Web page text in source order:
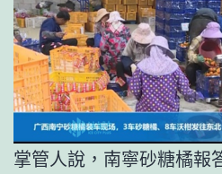
掌管人說，南寧砂糖橘報